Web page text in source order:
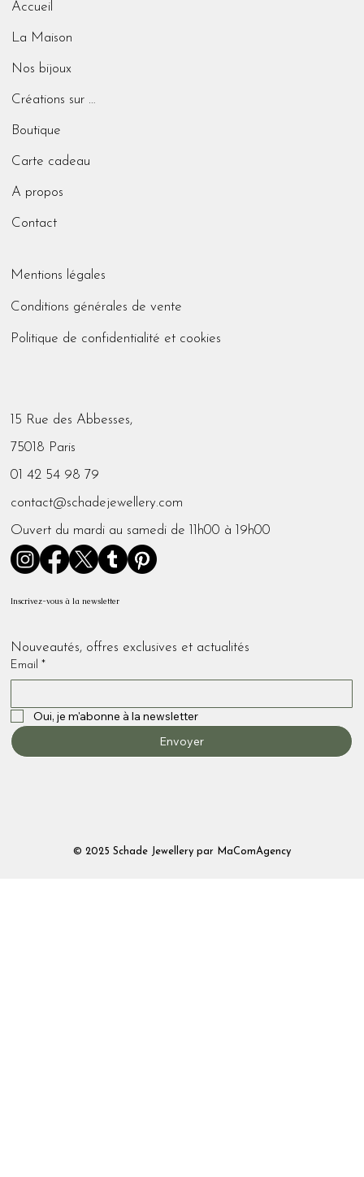
Accueil
La Maison
Nos bijoux
Créations sur mesure
Boutique
Carte cadeau
A propos
Contact
Mentions légales
Conditions générales de vente
Politique de confidentialité et cookies
15 Rue des Abbesses,
75018 Paris
01 42 54 98 79
contact@schadejewellery.com
Ouvert du mardi au samedi de 11h00 à 19h00
Inscrivez-vous à la newsletter
Email *
Oui, je m'abonne à la newsletter
Envoyer
© 2025 Schade Jewellery par MaComAgency